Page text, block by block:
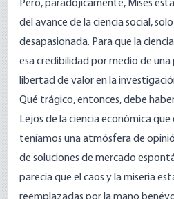
Pero, paradójicamente, Mises
del avance de la ciencia social,
desapasionada. Para que la
esa credibilidad por medio de
libertad de valor en la
Qué trágico, entonces, debe
Lejos de la ciencia económica
teníamos una atmósfera de
de soluciones de mercado
parecía que el caos y la miseria